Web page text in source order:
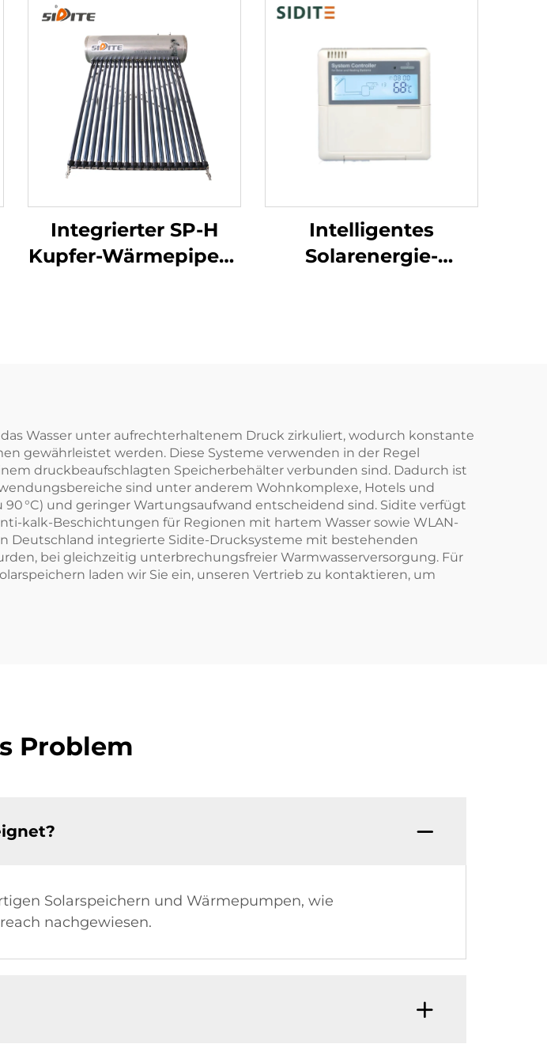
Integrierter SP-H
Kupfer-Wärmepipen-
Intelligentes
Solarenergie-
Wasser unter aufrechterhaltenem Druck zirkuliert, wodurch konstante
gewährleistet werden. Diese Systeme verwenden in der Regel
druckbeaufschlagten Speicherbehälter verbunden sind. Dadurch ist
sind unter anderem Wohnkomplexe, Hotels und
°C) und geringer Wartungsaufwand entscheidend sind. Sidite verfügt
kalk-Beschichtungen für Regionen mit hartem Wasser sowie WLAN-
Deutschland integrierte Sidite-Drucksysteme mit bestehenden
bei gleichzeitig unterbrechungsfreier Warmwasserversorgung. Für
laden wir Sie ein, unseren Vertrieb zu kontaktieren, um
Problem
Solarspeichern und Wärmepumpen, wie
nachgewiesen.